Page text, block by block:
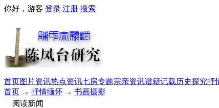
你好，游客 登录 注册 搜索
首页图片资讯热点资讯七房专题宗亲资讯谱籍记载历史探究抒
首页 → 抒情缅怀 → 书画摄影
阅读新闻